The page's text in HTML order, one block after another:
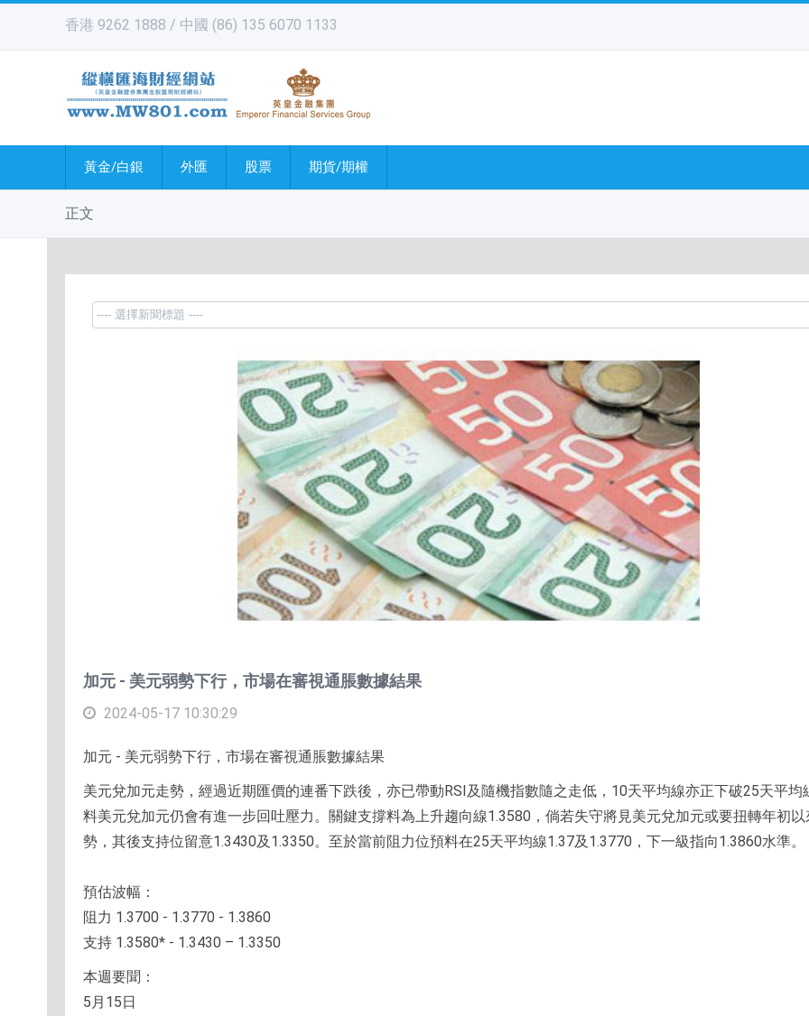
香港 9262 1888 / 中國 (86) 135 6070 1133
黃金/白銀 外匯 股票 期貨/期權
正文
加元 - 美元弱勢下行，市場在審視通脹數據結果
2024-05-17 10:30:29
加元 - 美元弱勢下行，市場在審視通脹數據結果
美元兌加元走勢，經過近期匯價的連番下跌後，亦已帶動RSI及隨機指數隨之走低，10天平均線亦正下破25天平均
料美元兌加元仍會有進一步回吐壓力。關鍵支撐料為上升趨向線1.3580，倘若失守將見美元兌加元或要扭轉年初
勢，其後支持位留意1.3430及1.3350。至於當前阻力位預料在25天平均線1.37及1.3770，下一級指向1.3860水準。
預估波幅：
阻力 1.3700 - 1.3770 - 1.3860
支持 1.3580* - 1.3430 – 1.3350
本週要聞：
5月15日